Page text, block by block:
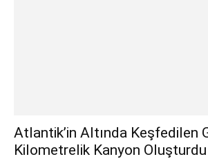
Atlantik’in Altında Keşfedilen
Kilometrelik Kanyon Oluşturdu